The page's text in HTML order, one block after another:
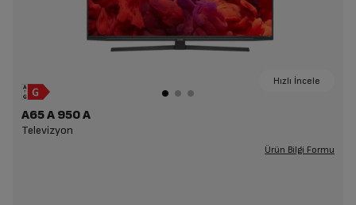
Hızlı İncele
A65 A 950 A
Televizyon
Ürün Bilgi Formu